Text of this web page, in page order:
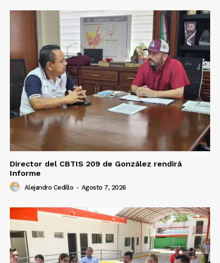
Director del CBTIS 209 de González rendirá
Informe
Alejandro Cedillo - Agosto 7, 2026